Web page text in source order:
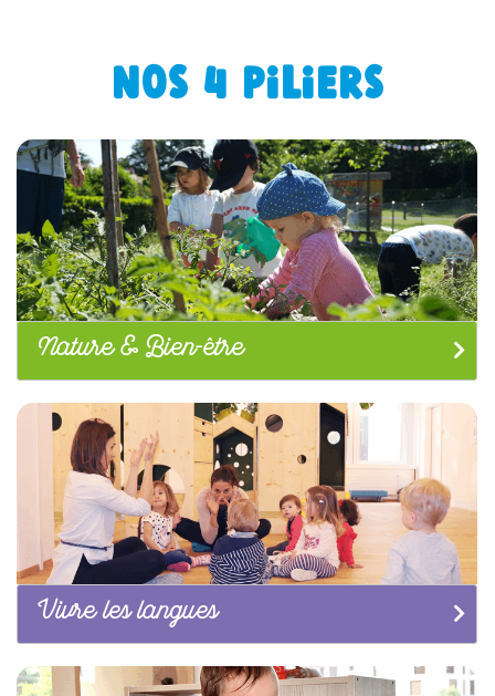
NOS 4 PILIERS
Nature & Bien-être
Vivre les langues